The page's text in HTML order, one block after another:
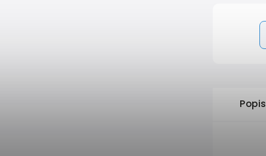
Popis